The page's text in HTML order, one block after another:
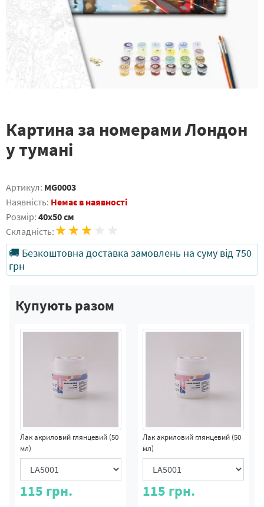
Картина за номерами Лондон
у тумані
Артикул: MG0003
Наявність: Немає в наявності
Розмір: 40x50 см
Складність:
🚚 Безкоштовна доставка замовлень на суму від 750
грн
Купують разом
Лак акриловий глянцевий (50
мл)
115 грн.
Лак акриловий глянцевий (50
мл)
115 грн.